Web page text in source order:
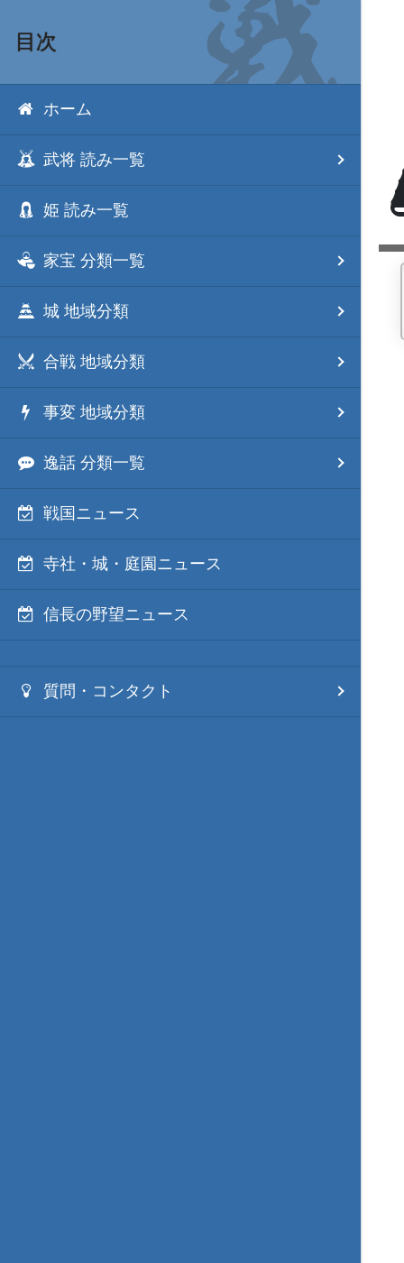
目次
ホーム
武将 読み一覧
姫 読み一覧
家宝 分類一覧
城 地域分類
合戦 地域分類
事変 地域分類
逸話 分類一覧
戦国ニュース
寺社・城・庭園ニュース
信長の野望ニュース
質問・コンタクト